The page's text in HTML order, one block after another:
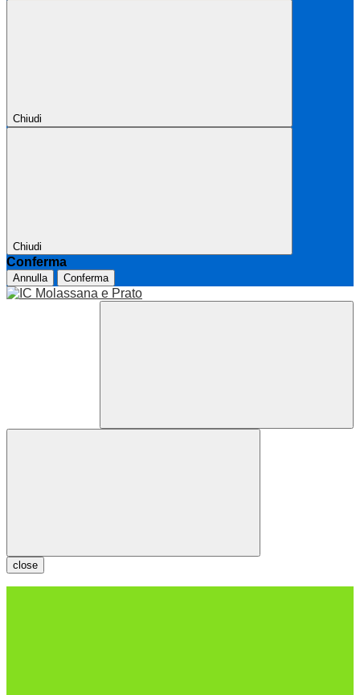
Chiudi
Chiudi
Conferma
Annulla Conferma
close